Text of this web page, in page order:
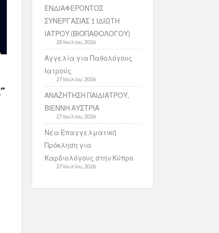
ΕΝΔΙΑΦΕΡΟΝΤΟΣ
ΣΥΝΕΡΓΑΣΙΑΣ 1 ΙΔΙΩΤΗ
ΙΑΤΡΟΥ (ΒΙΟΠΑΘΟΛΟΓΟΥ)
28 Ιουλίου, 2026
Αγγελία για Παθολόγους
Ιατρούς
27 Ιουλίου, 2026
ΑΝΑΖΗΤΗΣΗ ΠΑΙΔΙΑΤΡΟΥ,
ΒΙΕΝΝΗ ΑΥΣΤΡΙΑ
27 Ιουλίου, 2026
Νέα Επαγγελματική
Πρόκληση για
Καρδιολόγους στην Κύπρο
27 Ιουλίου, 2026